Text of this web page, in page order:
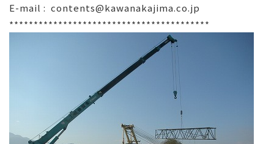
E-mail : contents@kawanakajima.co.jp
*****************************************